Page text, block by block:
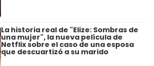
La historia real de "Elize: Sombras de
una mujer", la nueva película de
Netflix sobre el caso de una esposa
que descuartizó a su marido